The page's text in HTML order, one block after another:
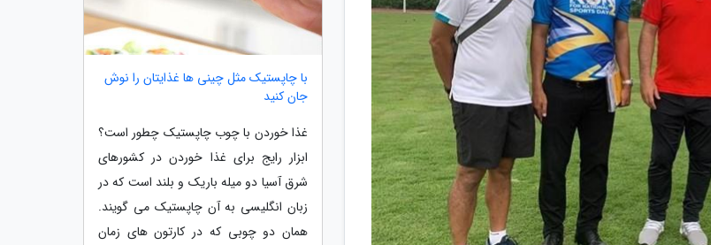
با چاپستیک مثل چینی ها غذایتان را نوش
جان کنید
غذا خوردن با چوب چاپستیک چطور است؟
ابزار رایج برای غذا خوردن در کشورهای
شرق آسیا دو میله باریک و بلند است که در
زبان انگلیسی به آن چاپستیک می گویند.
همان دو چوبی که در کارتون های زمان